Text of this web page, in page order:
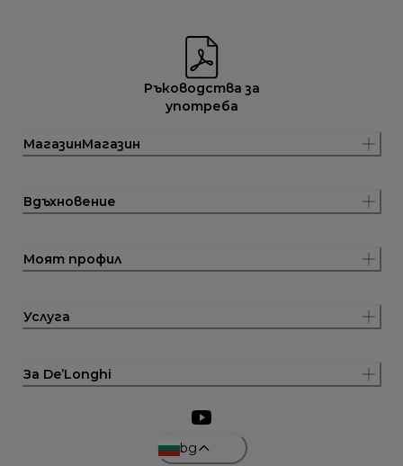
Ръководства за
употреба
МагазинМагазин
Вдъхновение
Моят профил
Услуга
За De’Longhi
bg